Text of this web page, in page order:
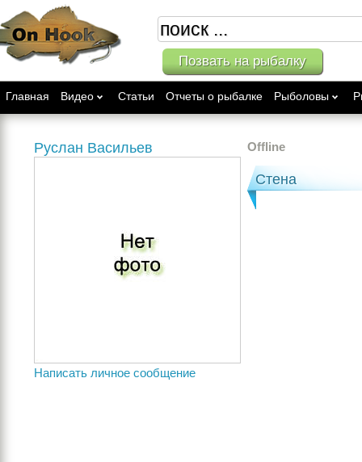
Позвать на рыбалку
Главная Видео Статьи Отчеты о рыбалке Рыболовы
Руслан Васильев
Написать личное сообщение
Offline
Стена